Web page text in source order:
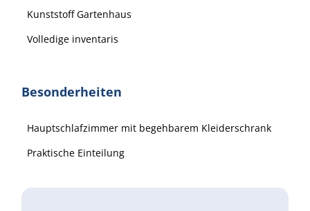
Kunststoff Gartenhaus
Volledige inventaris
Besonderheiten
Hauptschlafzimmer mit begehbarem Kleiderschrank
Praktische Einteilung